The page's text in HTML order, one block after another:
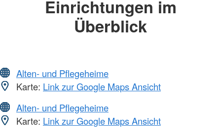
Einrichtungen im
Überblick
Alten- und Pflegeheime
Karte: Link zur Google Maps Ansicht
Alten- und Pflegeheime
Karte: Link zur Google Maps Ansicht